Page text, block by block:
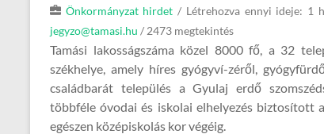
Önkormányzat hirdet / Létrehozva ennyi ideje: 1
jegyzo@tamasi.hu / 2473 megtekintés
Tamási lakosságszáma közel 8000 fő, a 32
székhelye, amely híres gyógyví-zéről,
családbarát település a Gyulaj erdő
többféle óvodai és iskolai elhelyezés biztosított
egészen középiskolás kor végéig.